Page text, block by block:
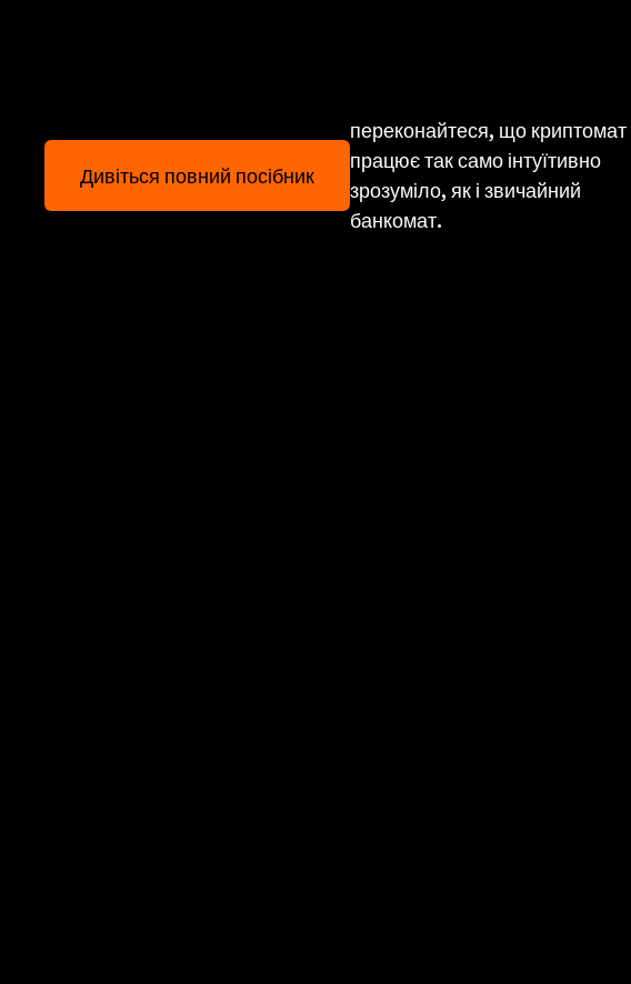
Дивіться повний посібник
переконайтеся, що криптомат
працює так само інтуїтивно
зрозуміло, як і звичайний
банкомат.